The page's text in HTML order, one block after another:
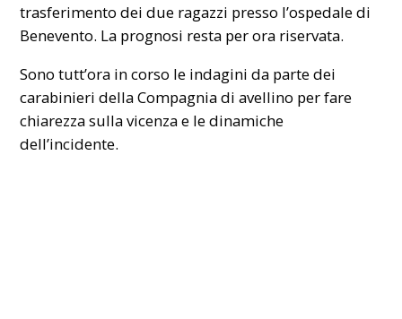
trasferimento dei due ragazzi presso l’ospedale di
Benevento. La prognosi resta per ora riservata.
Sono tutt’ora in corso le indagini da parte dei
carabinieri della Compagnia di avellino per fare
chiarezza sulla vicenza e le dinamiche
dell’incidente.